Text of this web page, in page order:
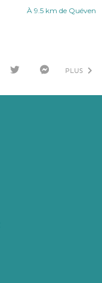
À 9.5 km de Quéven
TTER
ENG
PLUS